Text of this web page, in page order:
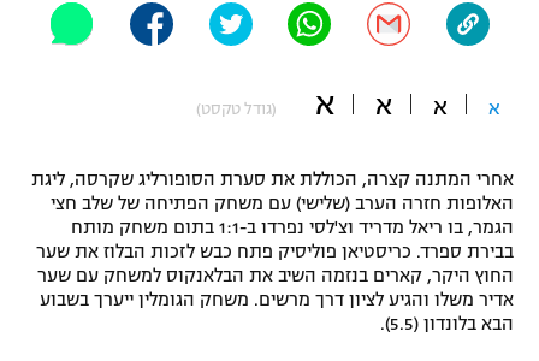
"מחצית בשכונה" – פודקאסט
משתתפים וזוכים בפרסים
תקנון משתתפים וזוכים בפרסים
תקנון עבור פעילות אלקטרה
תקנון עבור פעילות ספורט 1 – "מרלן"
טניס
גיימינג E-Sports
אופניים
ספורט מוטורי
פוטבול אמריקאי NFL
בייסבול MLB
ספורט אתגרי ואקסטרים
א א א א (גודל טקסט)
אחרי המתנה קצרה, הכוללת את סערת הסופורליג שקרסה, ליגת
האלופות חזרה הערב (שלישי) עם משחק הפתיחה של שלב חצי
הגמר, בו ריאל מדריד וצ'לסי נפרדו ב-1:1 בתום משחק מותח
בבירת ספרד. כריסטיאן פוליסיק פתח כבש לזכות הבלוז את שער
החוץ היקר, קארים בנזמה השיב את הבלאנקוס למשחק עם שער
אדיר משלו והגיע לציון דרך מרשים. משחק הגומלין ייערך בשבוע
הבא בלונדון (5.5).